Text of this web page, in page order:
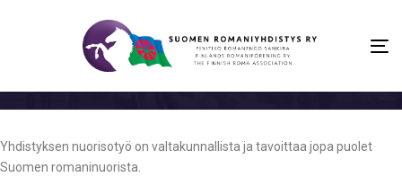
Yhdistyksen nuorisotyö on valtakunnallista ja tavoittaa jopa puolet
Suomen romaninuorista.